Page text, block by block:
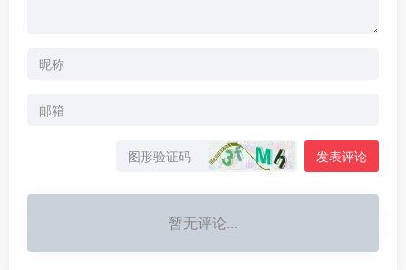
发表评论
暂无评论...